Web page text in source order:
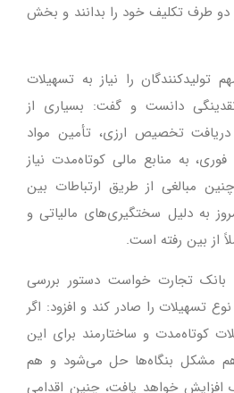
طرف تکلیف خود را بدانند و بخش
را نیاز به تسهیلات
دانست و گفت: بسیاری از
تخصیص ارزی، تأمین مواد
به منابع مالی کوتاه‌مدت نیاز
مبالغی از طریق ارتباطات بین
به دلیل سختگیری‌های مالیاتی و
از بین رفته است.
بانک تجارت خواست دستور بررسی
تسهیلات را صادر کند و افزود: اگر
کوتاه‌مدت و ساختارمند برای این
هم مشکل بنگاه‌ها حل می‌شود و هم
افزایش خواهد یافت، چنین اقدامی